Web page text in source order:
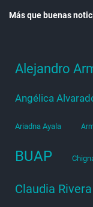
Más que buenas
Alejandro
Angélica
Ariadna Ayala
BUAP
Claudia